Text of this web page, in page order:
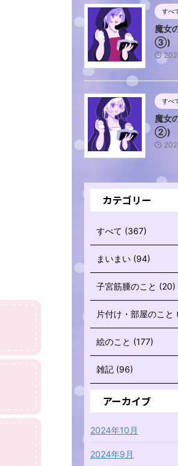
すべ
魔女
③)
すべ
魔女
②)
カテゴリー
すべて (367)
まいまい (94)
子宮筋腫のこと (20)
片付け・部屋のこと
絵のこと (177)
雑記 (96)
アーカイブ
2024年10月
2024年9月